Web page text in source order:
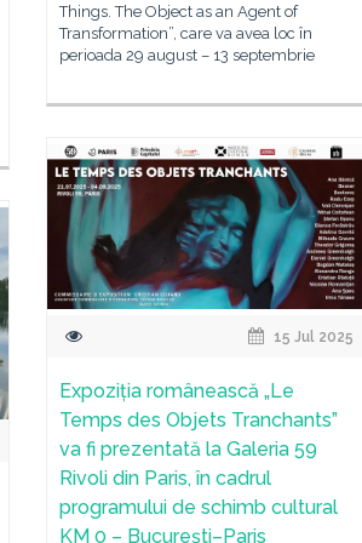
Things. The Object as an Agent of
Transformation”, care va avea loc în
perioada 29 august – 13 septembrie
15 Jul 2025
Expoziția românească „Le
Temps des Objets Tranchants”
va fi prezentată la Galeria 59
Rivoli din Paris, în cadrul
programului de schimb cultural
KM 0 – București–Paris